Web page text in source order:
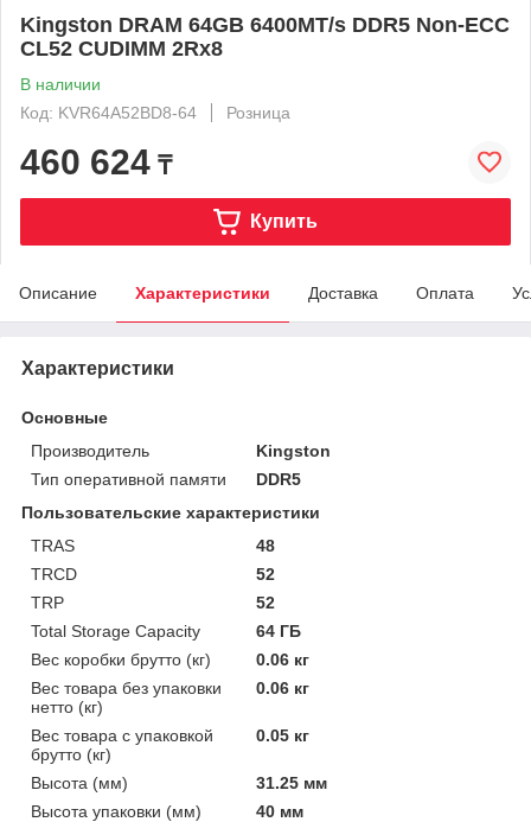
Kingston DRAM 64GB 6400MT/s DDR5 Non-ECC
CL52 CUDIMM 2Rx8
В наличии
Код: KVR64A52BD8-64
Розница
460 624 ₸
Купить
Описание Характеристики Доставка Оплата
Характеристики
Основные
Производитель
Kingston
Тип оперативной памяти
DDR5
Пользовательские характеристики
TRAS
48
TRCD
52
TRP
52
Total Storage Capacity
64 ГБ
Вес коробки брутто (кг)
0.06 кг
Вес товара без упаковки
нетто (кг)
0.06 кг
Вес товара с упаковкой
брутто (кг)
0.05 кг
Высота (мм)
31.25 мм
Высота упаковки (мм)
40 мм